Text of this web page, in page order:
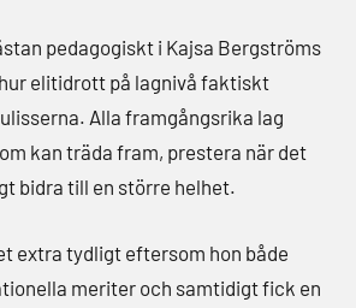
pedagogiskt i Kajsa Bergströms
elitidrott på lagnivå faktiskt
Alla framgångsrika lag
kan träda fram, prestera när det
bidra till en större helhet.
extra tydligt eftersom hon både
meriter och samtidigt fick en